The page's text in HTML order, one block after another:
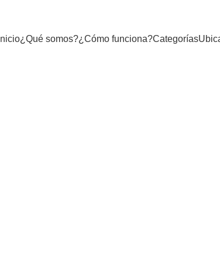
Inicio¿Qué somos?¿Cómo funciona?Categorías